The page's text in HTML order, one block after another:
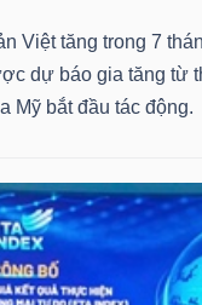
Việt tăng trong 7
dự báo gia tăng từ
Mỹ bắt đầu tác động.